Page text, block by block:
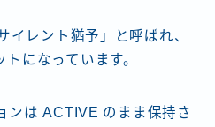
イレント猶予」と呼ばれ、
になっています。
ンは ACTIVE のまま保持さ